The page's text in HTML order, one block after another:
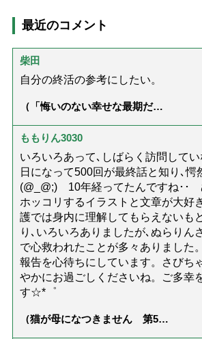
最近のコメント
柴田
自分の終活の参考にしたい。
（「悔いのない幸せな最期だっ
り返る母の在宅介護と看取り｜
幸せな在宅死のために医師が教
ももりん3030
いろいろあって､しばらく訪問して
日になって500回が最終話と知り､愕
(@_@;) 10年経ってたんですね･･
ホッコリするイラストと文章が大
護では身内に理解してもらえないも
り､いろいろありましたが､ぬらりん
で心救われたことが多々ありました
報告を心待ちにしています。さびち
やかにお過ごしくださいね。ご多幸
す☆*゜
（猫が母になつきません 第500